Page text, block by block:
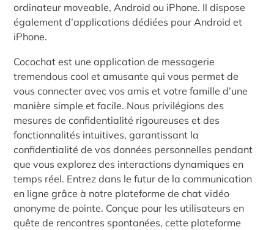
ordinateur moveable, Android ou iPhone. Il dispose
également d’applications dédiées pour Android et
iPhone.
Cocochat est une application de messagerie
tremendous cool et amusante qui vous permet de
vous connecter avec vos amis et votre famille d’une
manière simple et facile. Nous privilégions des
mesures de confidentialité rigoureuses et des
fonctionnalités intuitives, garantissant la
confidentialité de vos données personnelles pendant
que vous explorez des interactions dynamiques en
temps réel. Entrez dans le futur de la communication
en ligne grâce à notre plateforme de chat vidéo
anonyme de pointe. Conçue pour les utilisateurs en
quête de rencontres spontanées, cette plateforme